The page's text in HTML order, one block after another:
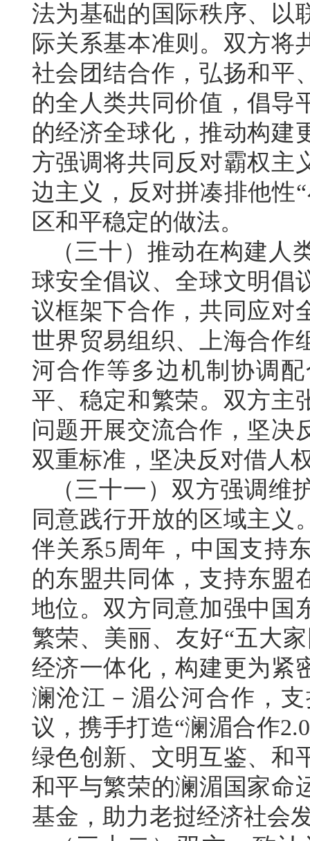
法为基础的国际秩序、以
际关系基本准则。双方将
社会团结合作，弘扬和平
的全人类共同价值，倡导
的经济全球化，推动构建
方强调将共同反对霸权主
边主义，反对拼凑排他性
区和平稳定的做法。
（三十）推动在构建
球安全倡议、全球文明倡
议框架下合作，共同应对
世界贸易组织、上海合作
河合作等多边机制协调
平、稳定和繁荣。双方主
问题开展交流合作，坚决
双重标准，坚决反对借人
（三十一）双方强调
同意践行开放的区域主义
伴关系5周年，中国支持
的东盟共同体，支持东盟
地位。双方同意加强中国
繁荣、美丽、友好“五大
经济一体化，构建更为紧
澜沧江－湄公河合作，
议，携手打造“澜湄合作
绿色创新、文明互鉴、和
和平与繁荣的澜湄国家命
基金，助力老挝经济社会